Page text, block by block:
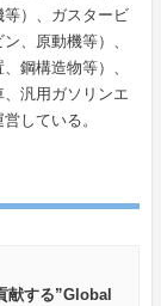
）、ガスタービ
、原動機等）、
鋼構造物等）、
汎用ガソリンエ
している。
献する”Global